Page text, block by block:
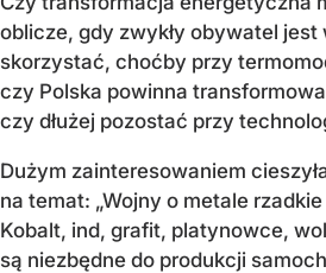
oblicze, gdy zwykły obywatel jest
skorzystać, choćby przy
czy Polska powinna
czy dłużej pozostać przy
Dużym zainteresowaniem
na temat: „Wojny o metale
Kobalt, ind, grafit, platynowce,
są niezbędne do produkcji